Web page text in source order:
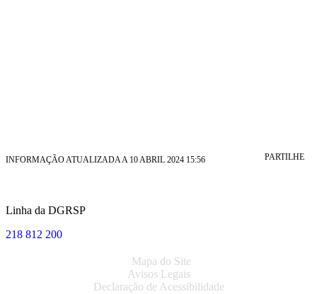
INFORMAÇÃO ATUALIZADA A 10 ABRIL 2024 15:56 PARTILHE
Linha da DGRSP
218 812 200
Mapa do Site
Avisos Legais
Declaração de Acessibilidade